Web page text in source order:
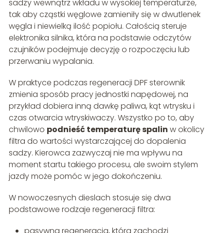
sadzy wewnątrz wkładu w wysokiej temperaturze,
tak aby cząstki węglowe zamieniły się w dwutlenek
węgla i niewielką ilość popiołu. Całością steruje
elektronika silnika, która na podstawie odczytów
czujników podejmuje decyzję o rozpoczęciu lub
przerwaniu wypalania.
W praktyce podczas regeneracji DPF sterownik
zmienia sposób pracy jednostki napędowej, na
przykład dobiera inną dawkę paliwa, kąt wtrysku i
czas otwarcia wtryskiwaczy. Wszystko po to, aby
chwilowo podnieść temperaturę spalin w okolicy
filtra do wartości wystarczającej do dopalenia
sadzy. Kierowca zazwyczaj nie ma wpływu na
moment startu takiego procesu, ale swoim stylem
jazdy może pomóc w jego dokończeniu.
W nowoczesnych dieslach stosuje się dwa
podstawowe rodzaje regeneracji filtra: